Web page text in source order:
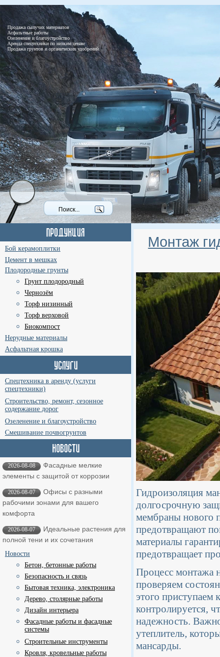
Продажа сыпучих материалов
Асфальтные работы
Озеленение и благоустройство
Аренда спецтехники по низким ценам
Продажа грунтов и органических удобрений
Бой керамоплитки
Цемент в мешках
Плодородные грунты
Грунт плодородный
Чернозём
Торф низинный
Торф верховой
Биокомпост
Нерудные материалы
Асфальтная крошка
Спецтехника в аренду (услуги
спецтехники)
Строительство, ремонт, сезонное
содержание дорог
Озеленение и благоустройство
Смешивание почвогрунтов
2026-08-08
Фасадные мелкие
элементы с защитой от коррозии
2026-08-07
Офисы с разными
рабочими зонами для вашего
комфорта
2026-08-07
Идеальные растения для
полной тени и их сочетания
Новости
Бетон, бетонные работы
Безопасность и связь
Бытовая техника, электроника
Дерево, столярные работы
Дизайн интерьера
Фасадные работы и фасадные
системы
Строительные инструменты
Кровля, кровельные работы
Монтаж
Гидроизоляция
долгосрочную
мембраны нового
предотвращают
материалы
предотвращает
Процесс монтажа
проверяем
этого
контролируется,
надежность.
утеплитель,
мансарды.